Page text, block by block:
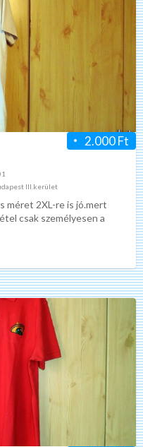
2.000 Ft
III.kerület
méret 2XL-re is jó.mert
csak személyesen a